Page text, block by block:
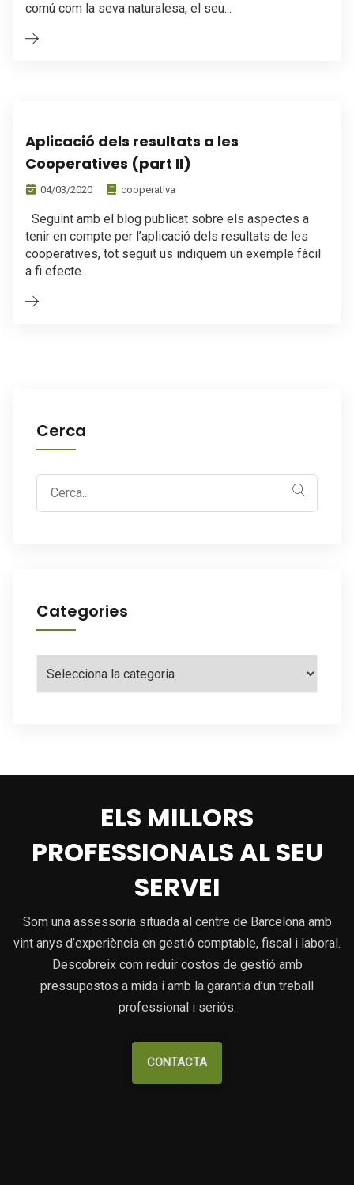
comú com la seva naturalesa, el seu...
Aplicació dels resultats a les
Cooperatives (part II)
04/03/2020 cooperativa
Seguint amb el blog publicat sobre els aspectes a
tenir en compte per l’aplicació dels resultats de les
cooperatives, tot seguit us indiquem un exemple fàcil
a fi efecte…
Cerca
for:
Categories
ELS MILLORS
PROFESSIONALS AL SEU
SERVEI
Som una assessoria situada al centre de Barcelona amb
vint anys d’experiència en gestió comptable, fiscal i laboral.
Descobreix com reduir costos de gestió amb
pressupostos a mida i amb la garantia d’un treball
professional i seriós.
CONTACTA